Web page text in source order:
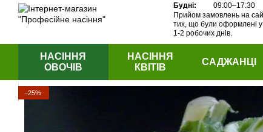
Будні:
09:00–17:30
Прийом замовлень на
тих, що були оформлені у
1-2 робочих днів.
НАСІННЯ
ОВОЧІВ
НАСІННЯ
КВІТІВ
САДЖАНЦІ
−25%